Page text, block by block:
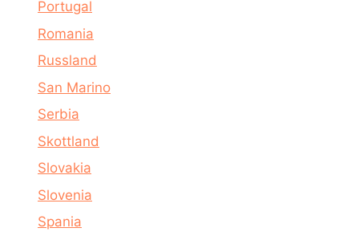
Portugal
Romania
Russland
San Marino
Serbia
Skottland
Slovakia
Slovenia
Spania